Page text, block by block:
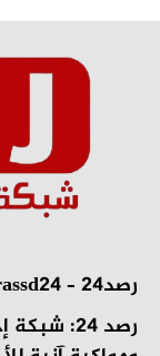
رصد24 – rassd24
رصد 24: